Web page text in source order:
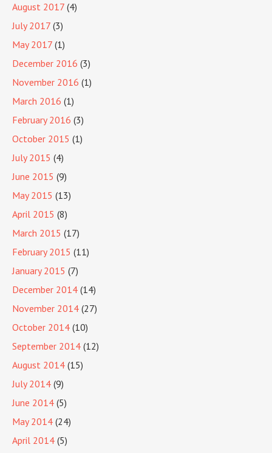
August 2017 (4)
July 2017 (3)
May 2017 (1)
December 2016 (3)
November 2016 (1)
March 2016 (1)
February 2016 (3)
October 2015 (1)
July 2015 (4)
June 2015 (9)
May 2015 (13)
April 2015 (8)
March 2015 (17)
February 2015 (11)
January 2015 (7)
December 2014 (14)
November 2014 (27)
October 2014 (10)
September 2014 (12)
August 2014 (15)
July 2014 (9)
June 2014 (5)
May 2014 (24)
April 2014 (5)